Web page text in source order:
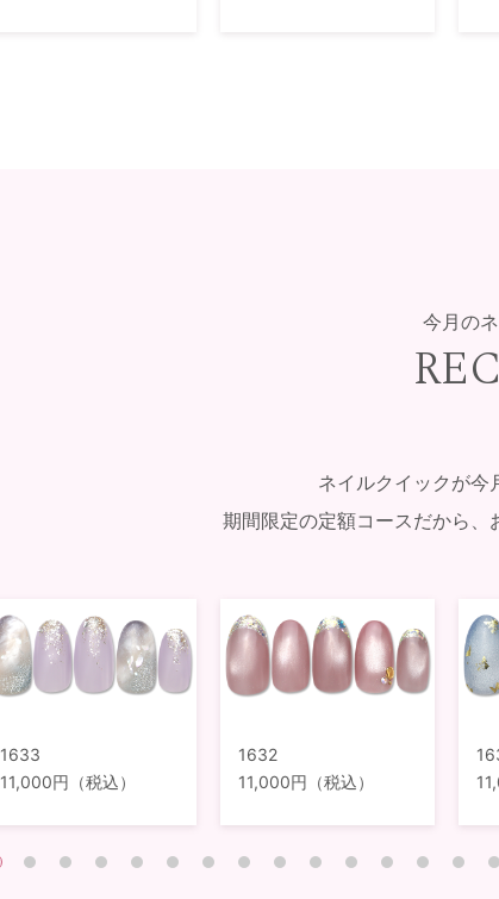
今月の
ネイルクイックが今
期間限定の定額コースだから、
1633
11,000円（税込）
1632
11,000円（税込）